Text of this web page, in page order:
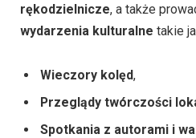
rękodzielnicze, a także
wydarzenia kulturalne takie
Wieczory kolęd,
Przeglądy twórczości
Spotkania z autorami i